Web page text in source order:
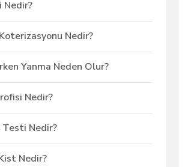
Nedir?
Nedir?
Yanma Neden Olur?
Nedir?
Nedir?
Nedir?